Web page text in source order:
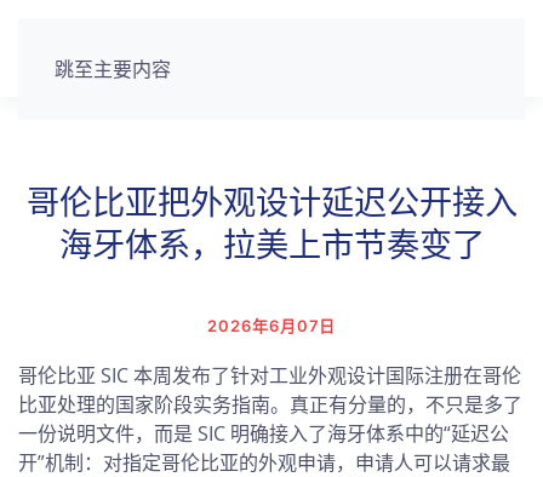
跳至主要内容
哥伦比亚把外观设计延迟公开接入
海牙体系，拉美上市节奏变了
2026年6月07日
哥伦比亚 SIC 本周发布了针对工业外观设计国际注册在哥伦
比亚处理的国家阶段实务指南。真正有分量的，不只是多了
一份说明文件，而是 SIC 明确接入了海牙体系中的“延迟公
开”机制：对指定哥伦比亚的外观申请，申请人可以请求最